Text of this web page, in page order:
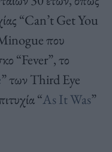
“Can’t Get You
που
“Fever”, το
” των Third Eye
“As It Was”